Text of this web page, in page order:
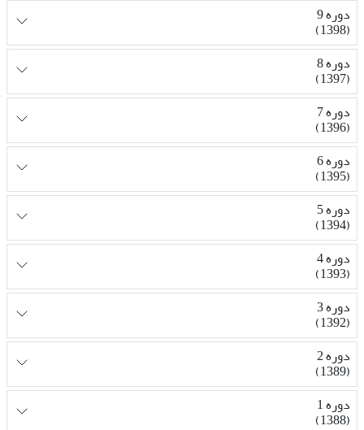
دوره 9
(1398)
دوره 8
(1397)
دوره 7
(1396)
دوره 6
(1395)
دوره 5
(1394)
دوره 4
(1393)
دوره 3
(1392)
دوره 2
(1389)
دوره 1
(1388)